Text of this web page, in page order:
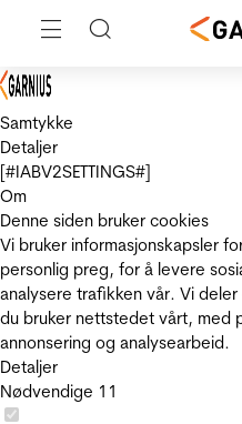
Samtykke
Detaljer
[#IABV2SETTINGS#]
Om
Denne siden bruker cookies
Vi bruker informasjonskapsler
personlig preg, for å levere
analysere trafikken vår. Vi
du bruker nettstedet vårt, med
annonsering og analysearbeid.
Detaljer
Nødvendige 11